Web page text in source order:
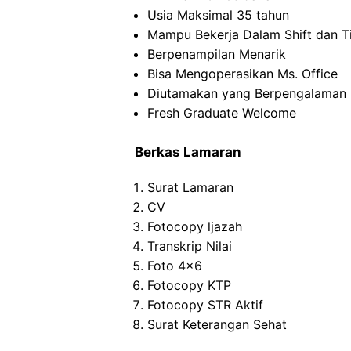
Usia Maksimal 35 tahun
Mampu Bekerja Dalam Shift dan
Berpenampilan Menarik
Bisa Mengoperasikan Ms. Office
Diutamakan yang Berpengalaman
Fresh Graduate Welcome
Berkas Lamaran
Surat Lamaran
CV
Fotocopy ljazah
Transkrip Nilai
Foto 4×6
Fotocopy KTP
Fotocopy STR Aktif
Surat Keterangan Sehat